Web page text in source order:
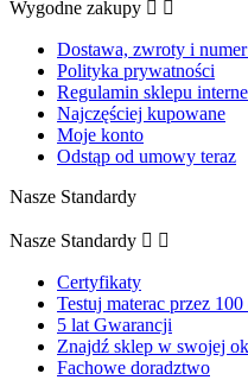
Wygodne zakupy  
Dostawa, zwroty i
Polityka prywatności
Regulamin sklepu
Najczęściej kupowane
Moje konto
Odstąp od umowy teraz
Nasze Standardy
Nasze Standardy  
Certyfikaty
Testuj materac przez 100
5 lat Gwarancji
Znajdź sklep w swojej
Fachowe doradztwo